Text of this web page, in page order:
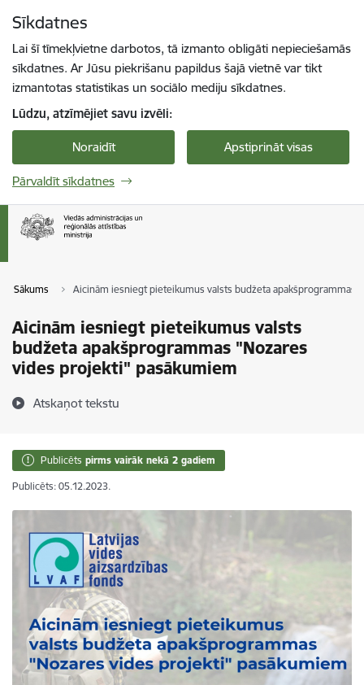
Sīkdatnes
Lai šī tīmekļvietne darbotos, tā izmanto obligāti nepieciešamās
sīkdatnes. Ar Jūsu piekrišanu papildus šajā vietnē var tikt
izmantotas statistikas un sociālo mediju sīkdatnes.
Lūdzu, atzīmējiet savu izvēli:
Noraidīt Apstiprināt visas
Pārvaldīt sīkdatnes
Sākums Aicinām iesniegt pieteikumus valsts budžeta apakšprogrammas
Aicinām iesniegt pieteikumus valsts
budžeta apakšprogrammas "Nozares
vides projekti" pasākumiem
Atskaņot tekstu
Publicēts pirms vairāk nekā 2 gadiem
Publicēts: 05.12.2023.